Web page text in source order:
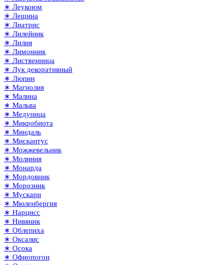
∗ Леукоюм
∗ Лещина
∗ Лиатрис
∗ Лилейник
∗ Лилия
∗ Лимонник
∗ Лиственница
∗ Лук декоративный
∗ Люпин
∗ Магнолия
∗ Малина
∗ Мальва
∗ Медуница
∗ Микробиота
∗ Миндаль
∗ Мискантус
∗ Можжевельник
∗ Молиния
∗ Монарда
∗ Мордовник
∗ Морозник
∗ Мускари
∗ Мюленбергия
∗ Нарцисс
∗ Нивяник
∗ Облепиха
∗ Оксалис
∗ Осока
∗ Офиопогон